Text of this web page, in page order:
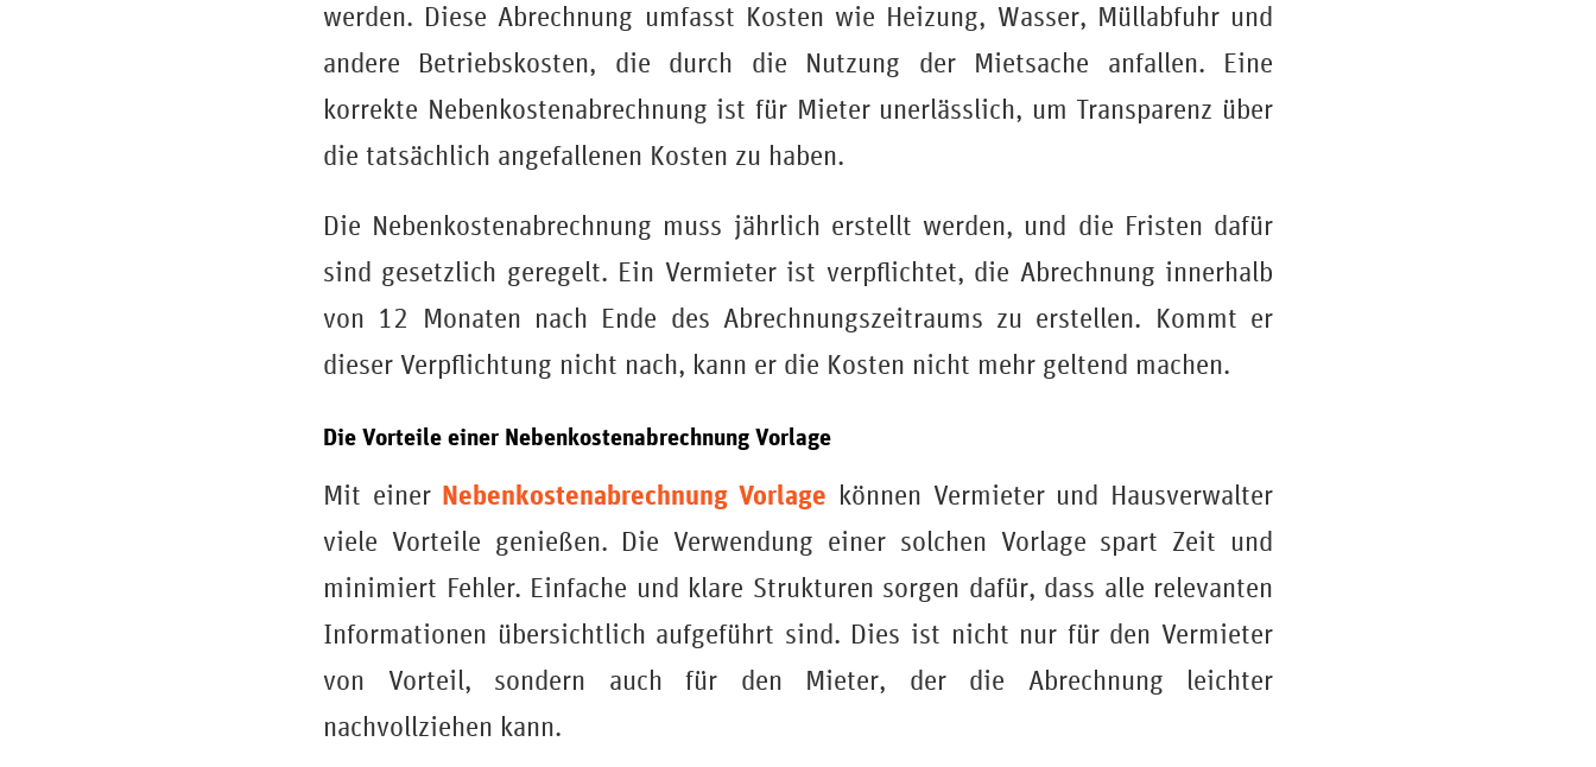
werden. Diese Abrechnung umfasst Kosten wie Heizung, Wasser, Müllabfuhr und
andere Betriebskosten, die durch die Nutzung der Mietsache anfallen. Eine
korrekte Nebenkostenabrechnung ist für Mieter unerlässlich, um Transparenz über
die tatsächlich angefallenen Kosten zu haben.
Die Nebenkostenabrechnung muss jährlich erstellt werden, und die Fristen dafür
sind gesetzlich geregelt. Ein Vermieter ist verpflichtet, die Abrechnung innerhalb
von 12 Monaten nach Ende des Abrechnungszeitraums zu erstellen. Kommt er
dieser Verpflichtung nicht nach, kann er die Kosten nicht mehr geltend machen.
Die Vorteile einer Nebenkostenabrechnung Vorlage
Mit einer Nebenkostenabrechnung Vorlage können Vermieter und Hausverwalter
viele Vorteile genießen. Die Verwendung einer solchen Vorlage spart Zeit und
minimiert Fehler. Einfache und klare Strukturen sorgen dafür, dass alle relevanten
Informationen übersichtlich aufgeführt sind. Dies ist nicht nur für den Vermieter
von Vorteil, sondern auch für den Mieter, der die Abrechnung leichter
nachvollziehen kann.